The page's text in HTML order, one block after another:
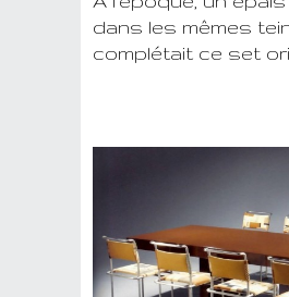
dans les mêmes
complétait ce set